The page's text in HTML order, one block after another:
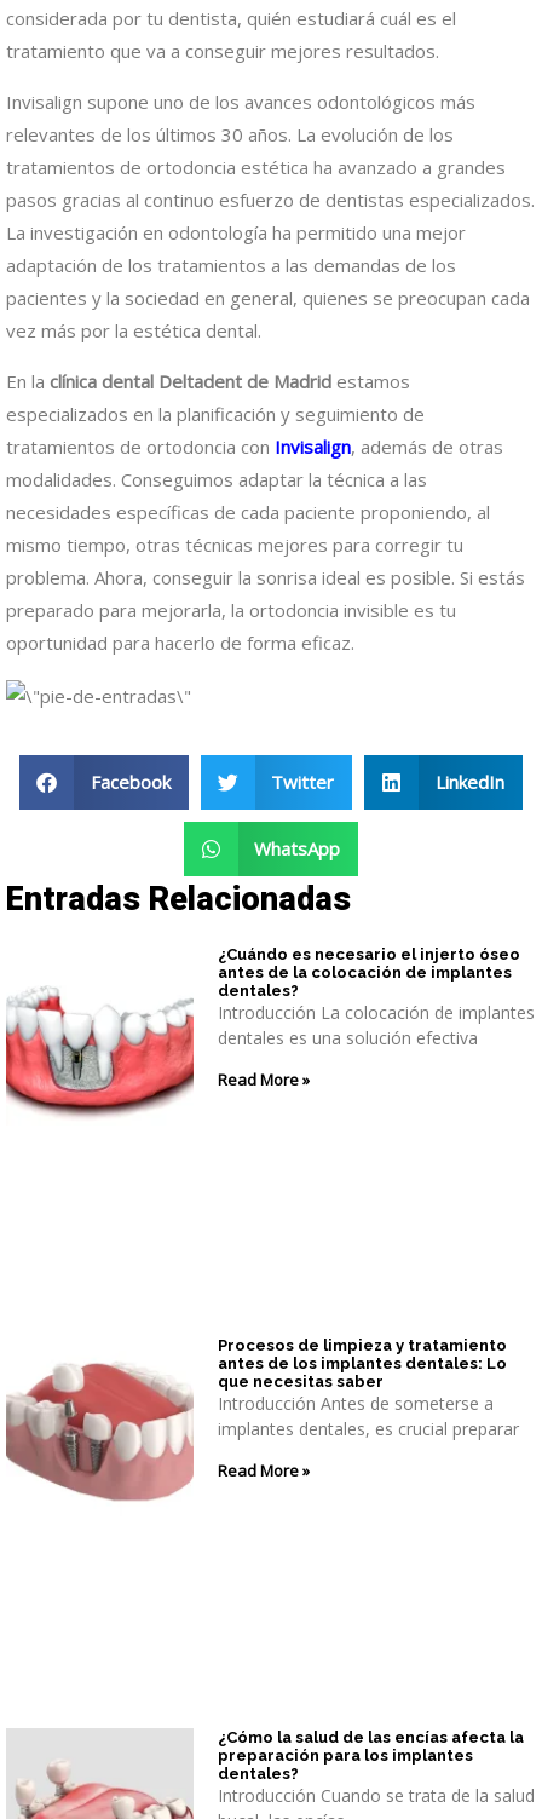
considerada por tu dentista, quién estudiará cuál es el
tratamiento que va a conseguir mejores resultados.
Invisalign supone uno de los avances odontológicos más
relevantes de los últimos 30 años. La evolución de los
tratamientos de ortodoncia estética ha avanzado a grandes
pasos gracias al continuo esfuerzo de dentistas especializados.
La investigación en odontología ha permitido una mejor
adaptación de los tratamientos a las demandas de los
pacientes y la sociedad en general, quienes se preocupan cada
vez más por la estética dental.
En la clínica dental Deltadent de Madrid estamos
especializados en la planificación y seguimiento de
tratamientos de ortodoncia con Invisalign, además de otras
modalidades. Conseguimos adaptar la técnica a las
necesidades específicas de cada paciente proponiendo, al
mismo tiempo, otras técnicas mejores para corregir tu
problema. Ahora, conseguir la sonrisa ideal es posible. Si estás
preparado para mejorarla, la ortodoncia invisible es tu
oportunidad para hacerlo de forma eficaz.
Facebook Twitter LinkedIn
WhatsApp
Entradas Relacionadas
¿Cuándo es necesario el injerto óseo
antes de la colocación de implantes
dentales?
Introducción La colocación de implantes
dentales es una solución efectiva
Read More »
Procesos de limpieza y tratamiento
antes de los implantes dentales: Lo
que necesitas saber
Introducción Antes de someterse a
implantes dentales, es crucial preparar
Read More »
¿Cómo la salud de las encías afecta la
preparación para los implantes
dentales?
Introducción Cuando se trata de la salud